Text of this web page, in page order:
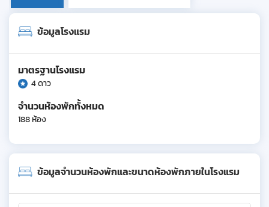
ข้อมูลโรงแรม
มาตรฐานโรงแรม
4 ดาว
จำนวนห้องพักทั้งหมด
188 ห้อง
ข้อมูลจำนวนห้องพักและขนาดห้องพักภายในโรงแรม